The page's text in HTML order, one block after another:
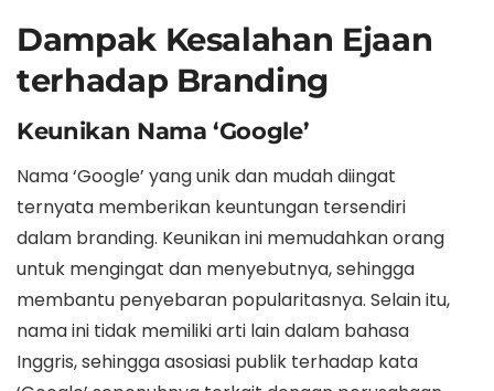
Dampak Kesalahan Ejaan
terhadap Branding
Keunikan Nama ‘Google’
Nama ‘Google’ yang unik dan mudah diingat
ternyata memberikan keuntungan tersendiri
dalam branding. Keunikan ini memudahkan orang
untuk mengingat dan menyebutnya, sehingga
membantu penyebaran popularitasnya. Selain itu,
nama ini tidak memiliki arti lain dalam bahasa
Inggris, sehingga asosiasi publik terhadap kata